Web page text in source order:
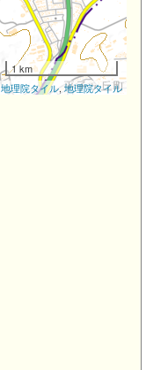
1 km
地理院タイル, 地理院タイル